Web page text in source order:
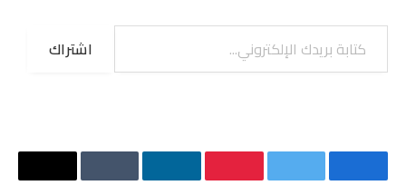
كتابة بريدك الإلكتروني...
اشتراك
فيسبوك تويتر بينتيريستلينكدإن Tumblr البريد